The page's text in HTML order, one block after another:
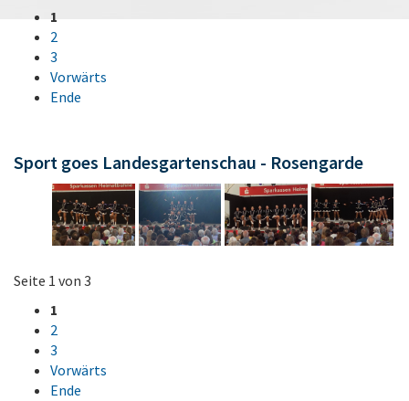
1
2
3
Vorwärts
Ende
Sport goes Landesgartenschau - Rosengarde
Seite 1 von 3
1
2
3
Vorwärts
Ende